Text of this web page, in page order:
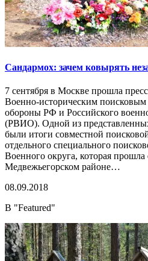
Сандармох: зачем ковырять
7 сентября в Москве прошла
Военно-историческим
обороны РФ и Российского
(РВИО). Одной из
были итоги совместной
отдельного специального
Военного округа, которая прошла
Медвежьегорском районе…
08.09.2018
В "Featured"